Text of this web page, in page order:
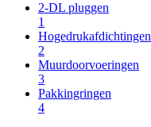
2-DL pluggen
1
Hogedrukafdichtingen
2
Muurdoorvoeringen
3
Pakkingringen
4